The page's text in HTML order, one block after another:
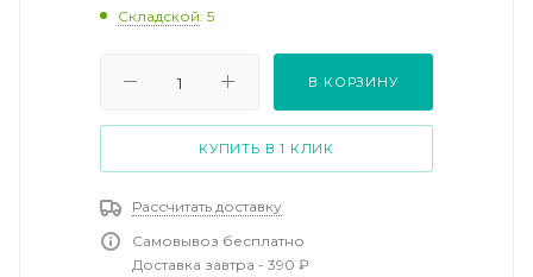
Складской: 5
В КОРЗИНУ
КУПИТЬ В 1 КЛИК
Рассчитать доставку
Самовывоз бесплатно
Доставка завтра - 390 ₽